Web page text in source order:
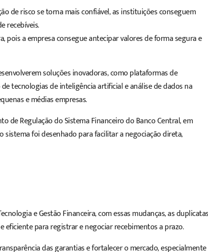
de risco se torna mais confiável, as instituições conseguem
recebíveis.
pois a empresa consegue antecipar valores de forma segura e
soluções inovadoras, como plataformas de
tecnologias de inteligência artificial e análise de dados na
e médias empresas.
de Regulação do Sistema Financeiro do Banco Central, em
sistema foi desenhado para facilitar a negociação direta,
e Gestão Financeira, com essas mudanças, as
para registrar e negociar recebimentos a prazo.
das garantias e fortalecer o mercado, especialmente